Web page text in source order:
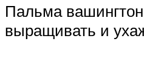
Пальма
выращивать и